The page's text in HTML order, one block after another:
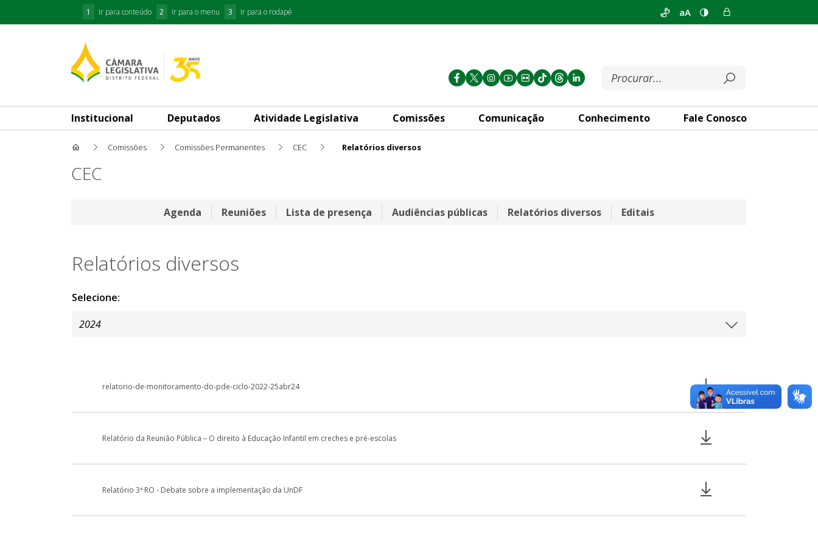
1 Ir para conteúdo 2 Ir para o menu 3 Ir para o rodapé aA
Institucional Deputados Atividade Legislativa Comissões Comunicação Conhecimento Fale Conosco
Comissões Comissões Permanentes CEC Relatórios diversos
Relatórios diversos
CEC
Agenda Reuniões Lista de presença Audiências públicas Relatórios diversos Editais
Relatórios diversos
Selecione:
relatorio-de-monitoramento-do-pde-ciclo-2022-25abr24
Relatório da Reunião Pública – O direito à Educação Infantil em creches e pré-escolas
Relatório 3ª RO - Debate sobre a implementação da UnDF